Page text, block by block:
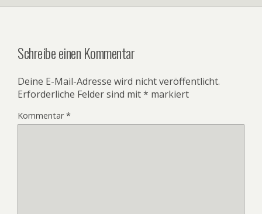
Schreibe einen Kommentar
Deine E-Mail-Adresse wird nicht veröffentlicht.
Erforderliche Felder sind mit* markiert
Kommentar*